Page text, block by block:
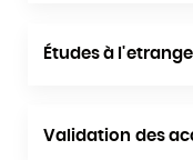
Études à
Validation des